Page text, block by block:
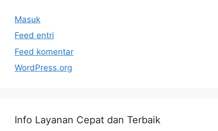
Masuk
Feed entri
Feed komentar
WordPress.org
Info Layanan Cepat dan Terbaik